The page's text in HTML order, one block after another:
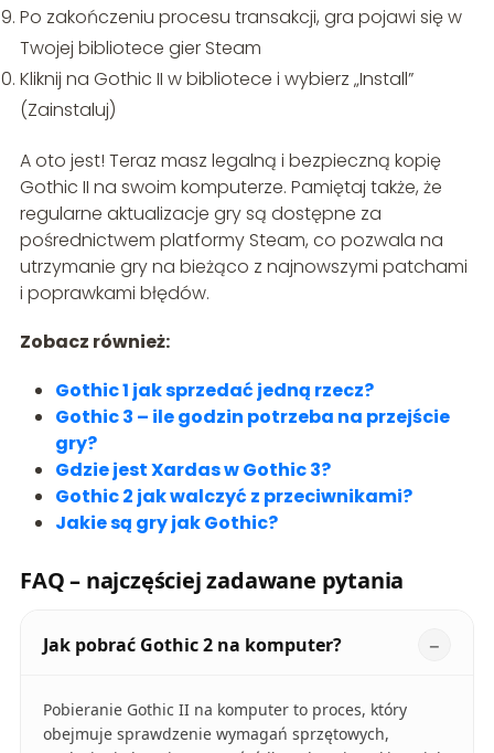
Po zakończeniu procesu transakcji, gra pojawi się w
Twojej bibliotece gier Steam
Kliknij na Gothic II w bibliotece i wybierz „Install”
(Zainstaluj)
A oto jest! Teraz masz legalną i bezpieczną kopię
Gothic II na swoim komputerze. Pamiętaj także, że
regularne aktualizacje gry są dostępne za
pośrednictwem platformy Steam, co pozwala na
utrzymanie gry na bieżąco z najnowszymi patchami
i poprawkami błędów.
Zobacz również:
Gothic 1 jak sprzedać jedną rzecz?
Gothic 3 – ile godzin potrzeba na przejście
gry?
Gdzie jest Xardas w Gothic 3?
Gothic 2 jak walczyć z przeciwnikami?
Jakie są gry jak Gothic?
FAQ – najczęściej zadawane pytania
Jak pobrać Gothic 2 na komputer?
Pobieranie Gothic II na komputer to proces, który
obejmuje sprawdzenie wymagań sprzętowych,